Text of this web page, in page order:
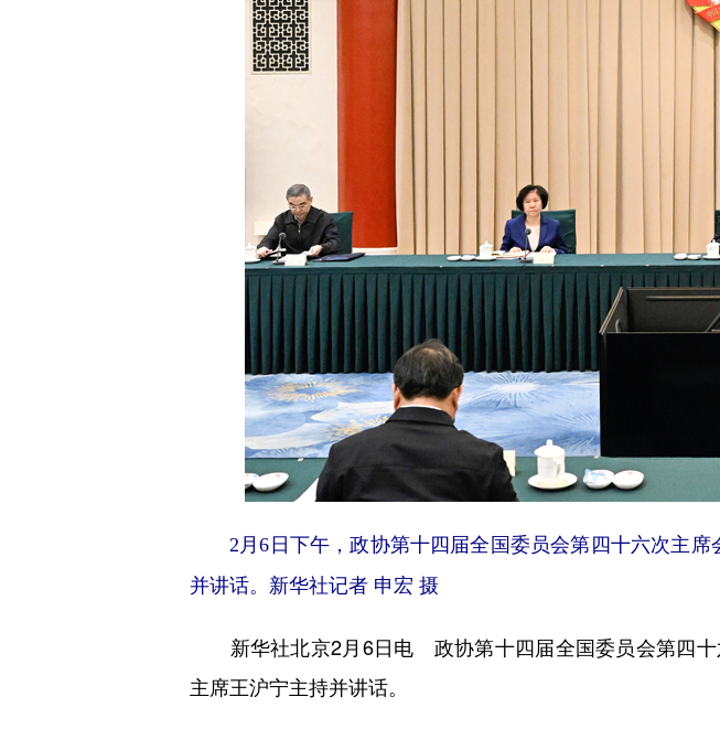
2月6日下午，政协第十四届全国委员会第四十六次主
并讲话。新华社记者 申宏 摄
新华社北京2月6日电 政协第十四届全国委员会第四十
主席王沪宁主持并讲话。